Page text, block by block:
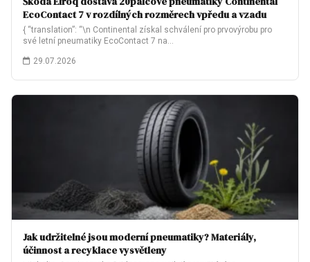
EcoContact 7 v rozdílných rozměrech vpředu a vzadu
{ “translation”: “\n Continental získal schválení pro prvovýrobu pro
své letní pneumatiky EcoContact 7 na…
29.07.2026
Jak udržitelné jsou moderní pneumatiky? Materiály,
účinnost a recyklace vysvětleny